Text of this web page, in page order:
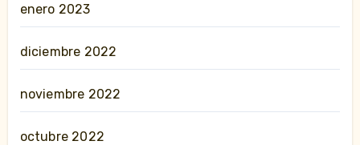
enero 2023
diciembre 2022
noviembre 2022
octubre 2022